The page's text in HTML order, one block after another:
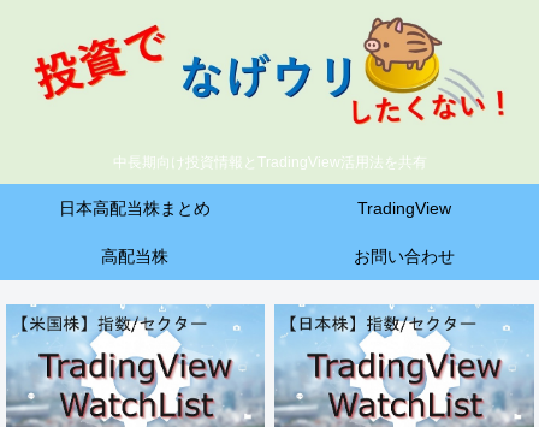
中長期向け投資情報とTradingView活用法を共有
日本高配当株まとめ TradingView
高配当株 お問い合わせ